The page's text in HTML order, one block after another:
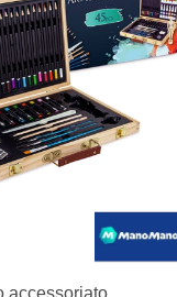
accessoriato